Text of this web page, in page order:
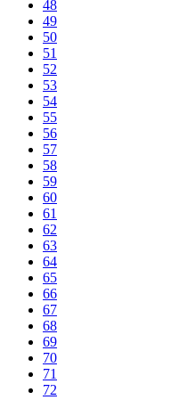
48
49
50
51
52
53
54
55
56
57
58
59
60
61
62
63
64
65
66
67
68
69
70
71
72